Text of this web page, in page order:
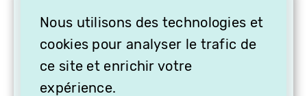
Nous utilisons des technologies et
cookies pour analyser le trafic de
ce site et enrichir votre
expérience.
OFFREZ LA VIDÉO EN
CADEAU, ABONNEZ VOS
PROCHES À VITHÈQUE !